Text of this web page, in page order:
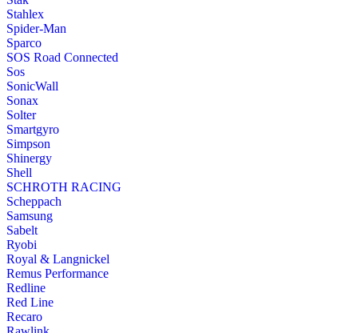
Stahlex
Spider-Man
Sparco
SOS Road Connected
Sos
SonicWall
Sonax
Solter
Smartgyro
Simpson
Shinergy
Shell
SCHROTH RACING
Scheppach
Samsung
Sabelt
Ryobi
Royal & Langnickel
Remus Performance
Redline
Red Line
Recaro